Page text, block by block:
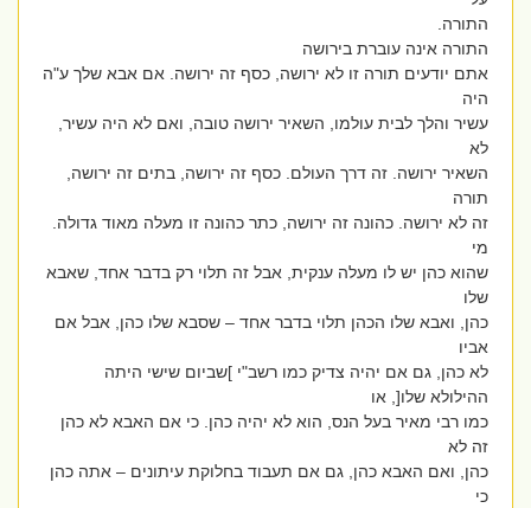
התורה.
התורה אינה עוברת בירושה
אתם יודעים תורה זו לא ירושה, כסף זה ירושה. אם אבא שלך ע"ה
היה
עשיר והלך לבית עולמו, השאיר ירושה טובה, ואם לא היה עשיר,
לא
השאיר ירושה. זה דרך העולם. כסף זה ירושה, בתים זה ירושה,
תורה
זה לא ירושה. כהונה זה ירושה, כתר כהונה זו מעלה מאוד גדולה.
מי
שהוא כהן יש לו מעלה ענקית, אבל זה תלוי רק בדבר אחד, שאבא
שלו
כהן, ואבא שלו הכהן תלוי בדבר אחד – שסבא שלו כהן, אבל אם
אביו
לא כהן, גם אם יהיה צדיק כמו רשב"י ]שביום שישי היתה
ההילולא שלו[, או
כמו רבי מאיר בעל הנס, הוא לא יהיה כהן. כי אם האבא לא כהן
זה לא
כהן, ואם האבא כהן, גם אם תעבוד בחלוקת עיתונים – אתה כהן